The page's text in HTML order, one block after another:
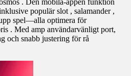
. Den mobila-appen funktion
populär slot , salamander ,
spel—alla optimera för
. Med amp användarvänligt port,
och snabb justering för rå